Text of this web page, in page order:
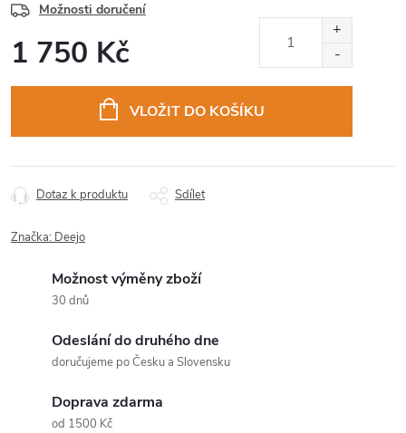
Možnosti doručení
1 750 Kč
VLOŽIT DO KOŠÍKU
Dotaz k produktu Sdílet
Značka: Deejo
Možnost výměny zboží
30 dnů
Odeslání do druhého dne
doručujeme po Česku a Slovensku
Doprava zdarma
od 1500 Kč